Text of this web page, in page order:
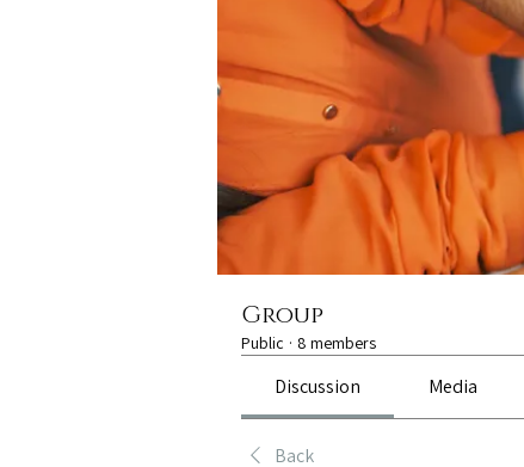
Group
Public · 8 members
Discussion Media
Back